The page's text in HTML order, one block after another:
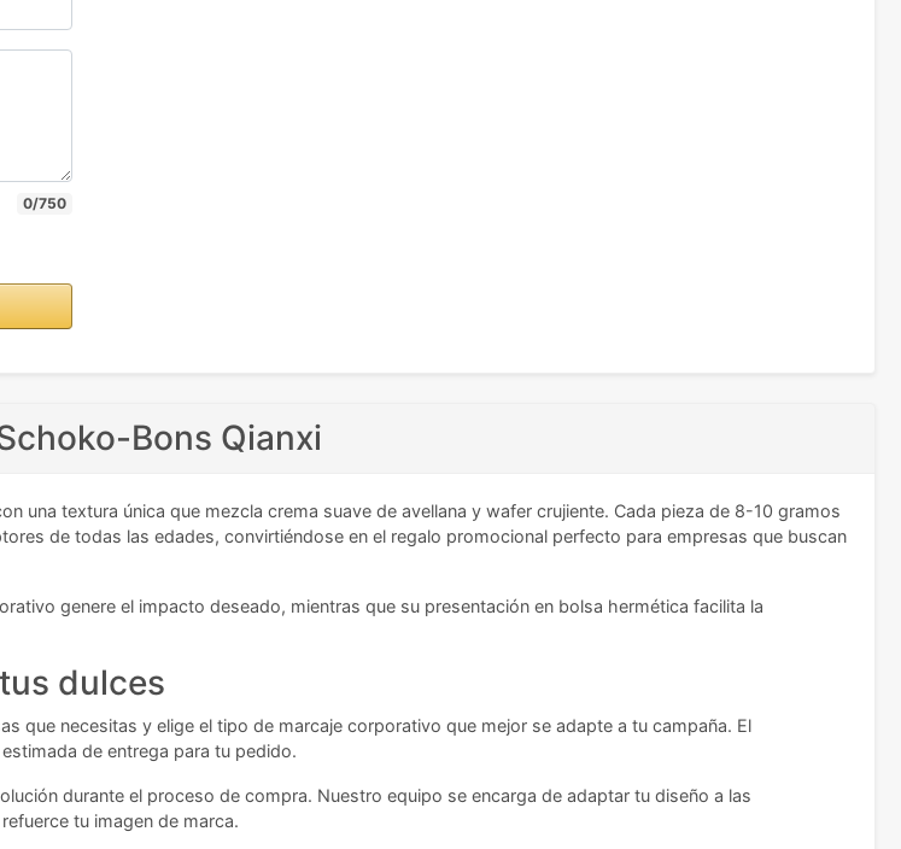
0/750
Bons Qianxi
una textura única que mezcla crema suave de avellana y wafer crujiente. Cada pieza de 8-10 gramos
de todas las edades, convirtiéndose en el regalo promocional perfecto para empresas que buscan
genere el impacto deseado, mientras que su presentación en bolsa hermética facilita la
dulces
que necesitas y elige el tipo de marcaje corporativo que mejor se adapte a tu campaña. El
de entrega para tu pedido.
durante el proceso de compra. Nuestro equipo se encarga de adaptar tu diseño a las
tu imagen de marca.